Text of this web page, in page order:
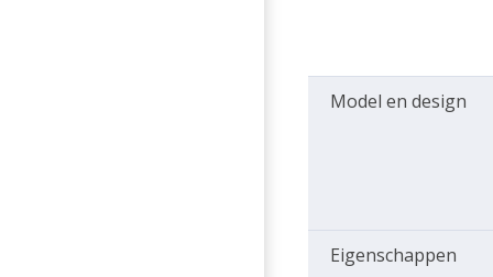
Model en design
Eigenschappen